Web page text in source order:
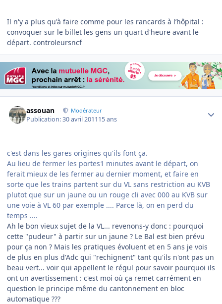
Il n'y a plus qu'à faire comme pour les rancards à l’hôpital :
convoquer sur le billet les gens un quart d'heure avant le
départ. controleursncf
assouan Modérateur
Publication:30 avril 201115 ans
c'est dans les gares origines qu'ils font ça.
Au lieu de fermer les portes1 minutes avant le départ, on
ferait mieux de les fermer au dernier moment, et faire en
sorte que les trains partent sur du VL sans restriction au KVB
plutot que sur un jaune ou un rouge cli avec 000 au KVB sur
une voie à VL 60 par exemple .... Parce là, on en perd du
temps ....
Ah le bon vieux sujet de la VL... revenons-y donc : pourquoi
cette "pudeur" à partir sur un jaune ? Le Bal est bien prévu
pour ça non ? Mais les pratiques évoluent et en 5 ans je vois
de plus en plus d'Adc qui "rechignent" tant qu'ils n'ont pas un
beau vert... voir qui appellent le régul pour savoir pourquoi ils
ont un avertissement : c'est moi où ça remet carrément en
question le principe même du cantonnement en bloc
automatique ???